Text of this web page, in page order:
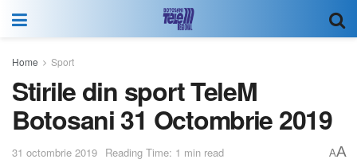
Home Sport
Stirile din sport TeleM
Botosani 31 Octombrie 2019
31 octombrie 2019 Reading Time: 1 min read AA